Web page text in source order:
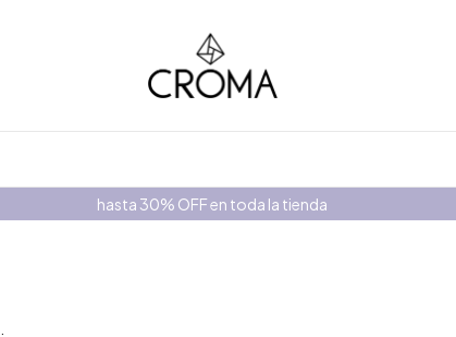
hasta 30% OFF en toda la tienda